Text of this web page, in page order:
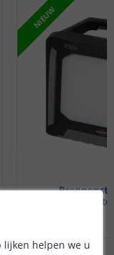
NIEUW
Multi
lijken helpen we u